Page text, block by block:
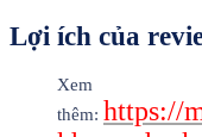
Lợi ích của
Xem
thêm: https://